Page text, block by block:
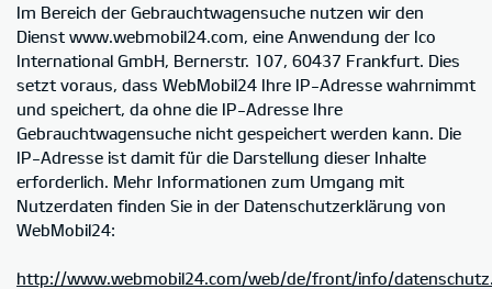
Im Bereich der Gebrauchtwagensuche nutzen wir den
Dienst www.webmobil24.com, eine Anwendung der Ico
International GmbH, Bernerstr. 107, 60437 Frankfurt. Dies
setzt voraus, dass WebMobil24 Ihre IP-Adresse wahrnimmt
und speichert, da ohne die IP-Adresse Ihre
Gebrauchtwagensuche nicht gespeichert werden kann. Die
IP-Adresse ist damit für die Darstellung dieser Inhalte
erforderlich. Mehr Informationen zum Umgang mit
Nutzerdaten finden Sie in der Datenschutzerklärung von
WebMobil24:
http://www.webmobil24.com/web/de/front/info/